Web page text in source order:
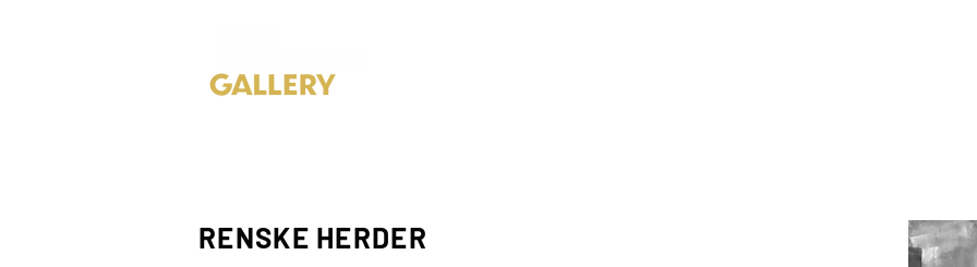
RENSKE HERDER